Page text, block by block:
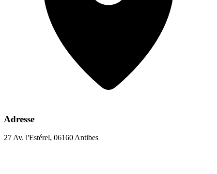
Adresse
27 Av. l'Estérel, 06160 Antibes